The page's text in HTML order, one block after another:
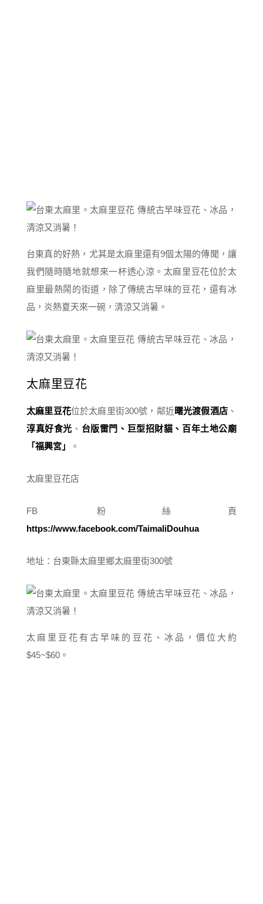
台東真的好熱，尤其是太麻里還有9個太陽的傳聞，讓
我們隨時隨地就想來一杯透心涼。太麻里豆花位於太
麻里最熱鬧的街道，除了傳統古早味的豆花，還有冰
品，炎熱夏天來一碗，清涼又消暑。
太麻里豆花
太麻里豆花位於太麻里街300號，鄰近曙光渡假酒店 、
淳真好食光 、 台版雷門、巨型招財貓、百年土地公廟
「福興宮」
。
太麻里豆花店
FB 粉絲頁
https://www.facebook.com/TaimaliDouhua
地址：台東縣太麻里鄉太麻里街300號
太麻里豆花有古早味的豆花、冰品，價位大約
$45~$60。